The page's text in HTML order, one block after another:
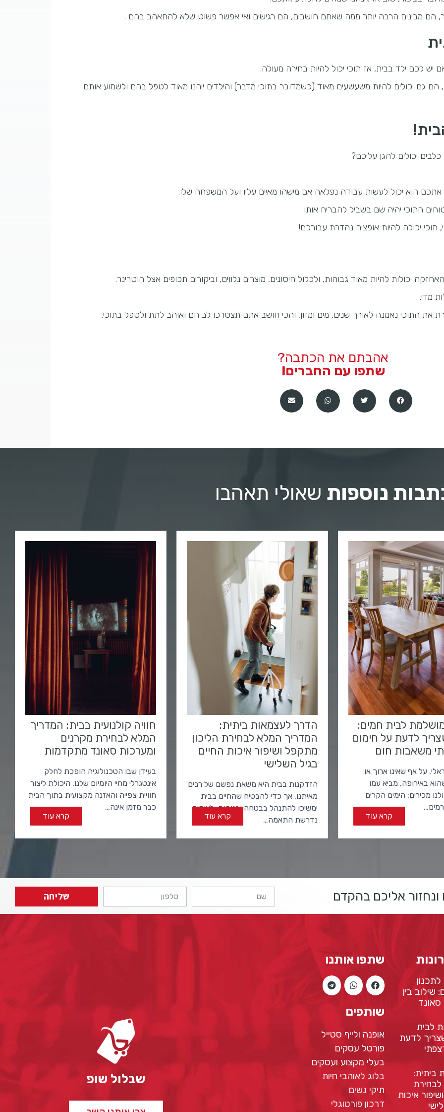
הם מבינים הרבה יותר ממה שאתם חושבים, הם רגישים ואי אפשר פשוט שלא להתאהב בהם .
לכם ילד בבית, אז תוכי יכול להיות בחירה מעולה.
הם גם יכולים להיות משעשעים מאוד (כשמדובר בתוכי מדבר) והילדים ייהנו מאוד לטפל בהם ולשמוע אותם
יכולים להגן עליכם?
הוא יכול לעשות עבודה נפלאה אם מישהו מאיים עליו ועל המשפחה שלו.
התוכי יהיה שם בשביל להבריח אותו.
יכולה להיות אופציה נהדרת עבורכם!
יכולות להיות מאוד גבוהות, ולכלול חיסונים, מוצרים נלווים, וביקורים תכופים אצל הוטרינר.
מדי.
את התוכי נאמנה לאורך שנים, מים ומזון, והכי חושב אתם תצטרכו לב חם ואוהב לתת ולטפל בתוכי.
אהבתם את הכתבה?
שתפו עם החברים!
נוספות שאולי תאהבו
לבית חמים:
לדעת על חימום
משאבות חום
על אף שאינו ארוך או
באירופה, מביא עמו
מכירים: הימים הקרים
קרא עוד
הדרך לעצמאות ביתית:
המדריך המלא לבחירת הליכון
מתקפל ושיפור איכות החיים
בגיל השלישי
הזדקנות בבית היא משאת נפשם של רבים
מאיתנו, אך כדי להבטיח שהחיים בבית
ימשיכו להתנהל בבטחה ובנוחות, לעיתים
נדרשת התאמה…
קרא עוד
חוויה קולנועית בבית: המדריך
המלא לבחירת מקרנים
ומערכות סאונד מתקדמות
בעידן שבו הטכנולוגיה הופכת לחלק
אינטגרלי מחיי היומיום שלנו, היכולת ליצור
חוויית צפייה והאזנה מקצועית בתוך הבית
כבר מזמן אינה…
קרא עוד
אליכם בהקדם שליחה
שילוב בין
סאונד
לבית
לדעת
ביתית:
איכות
שתפו אותנו
שותפים
אופנה ולייף סטייל
פורטל עסקים
בעלי מקצוע ועסקים
בלוג לאוהבי חיות
תיקי נשים
דרכון פורטוגלי
שבלול שופ